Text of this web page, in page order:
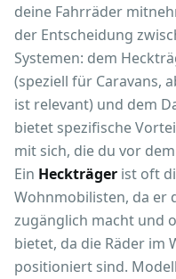
deine Fahrräder
der Entscheidung
Systemen: dem
(speziell für Caravans,
ist relevant) und dem
bietet spezifische
mit sich, die du vor
Ein Heckträger ist oft
Wohnmobilisten, da er
zugänglich macht und
bietet, da die Räder im
positioniert sind.